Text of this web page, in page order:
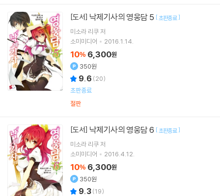
[도서] 낙제기사의 영웅담 5 [초판종료]
미소라 리쿠저
소미미디어
2016.1.14.
10% 6,300원
350원
9.6 (20)
초판종료
절판
[도서] 낙제기사의 영웅담 6 [초판종료]
미소라 리쿠저
소미미디어
2016.4.12.
10% 6,300원
350원
9.3(19)